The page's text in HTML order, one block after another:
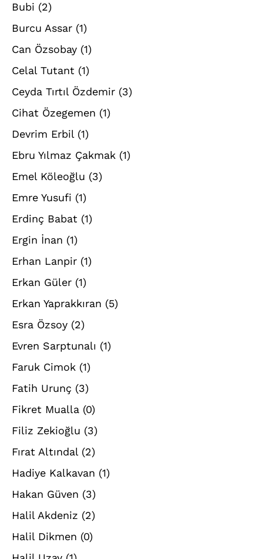
Bubi (2)
Burcu Assar (1)
Can Özsobay (1)
Celal Tutant (1)
Ceyda Tırtıl Özdemir (3)
Cihat Özegemen (1)
Devrim Erbil (1)
Ebru Yılmaz Çakmak (1)
Emel Köleoğlu (3)
Emre Yusufi (1)
Erdinç Babat (1)
Ergin İnan (1)
Erhan Lanpir (1)
Erkan Güler (1)
Erkan Yaprakkıran (5)
Esra Özsoy (2)
Evren Sarptunalı (1)
Faruk Cimok (1)
Fatih Urunç (3)
Fikret Mualla (0)
Filiz Zekioğlu (3)
Fırat Altındal (2)
Hadiye Kalkavan (1)
Hakan Güven (3)
Halil Akdeniz (2)
Halil Dikmen (0)